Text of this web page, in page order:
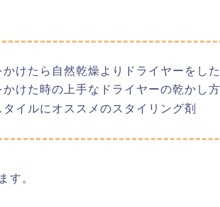
かけたら自然乾燥よりドライヤーをし
かけた時の上手なドライヤーの乾かし
タイルにオススメのスタイリング剤
す。